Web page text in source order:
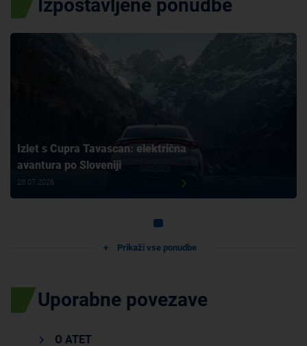
Izpostavljene ponudbe
Izlet s Cupra Tavascan: električna
avantura po Sloveniji
28.07.2026
Prikaži vse ponudbe
Uporabne povezave
O ATET